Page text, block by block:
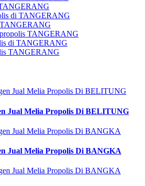
di TANGERANG
TANGERANG
di TANGERANG
TANGERANG
Jual Melia Propolis Di BELITUNG
Jual Melia Propolis Di BANGKA